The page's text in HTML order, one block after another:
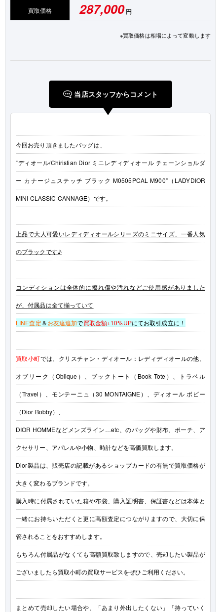
買取価格 287,000円
※買取価格は相場によって変動します
当店スタッフからコメント
今回お売り頂きましたバッグは、
“ディオール/Chiristian Dior ミニレディディオール チェーンショルダ
ー カナージュステッチ ブラック M0505PCAL M900”（LADYDIOR
MINI CLASSIC CANNAGE）です。
上品で大人可愛いレディディオールシリーズのミニサイズ、一番人気
のブラックです♪
コンディションは全体的に擦れ傷や汚れなどご使用感がありました
が、付属品は全て揃っていて
LINE査定＆お友達追加で買取金額+10%UPにてお取引成立に！
買取小町では、クリスチャン・ディオール：レディディオールの他、
オブリーク（Oblique）、ブックトート（Book Tote）、トラベル
（Travel）、モンテーニュ（30 MONTAIGNE）、ディオール ボビー
（Dior Bobby）、
DIOR HOMMEなどメンズライン…etc、のバッグや財布、ポーチ、ア
クセサリー、アパレルや小物、時計などを高価買取します。
Dior製品は、販売店の記載があるショップカードの有無で買取価格が
大きく変わるブランドです。
購入時に付属されていた箱や布袋、購入証明書、保証書などは本体と
一緒にお持ちいただくと更に高額査定につながりますので、大切に保
管されることをおすすめします。
もちろん付属品がなくても高額買取致しますので、売却したい製品が
ございましたら買取小町の買取サービスをぜひご利用ください。
まとめて売却したい場合や、「あまり外出したくない」「持っていく